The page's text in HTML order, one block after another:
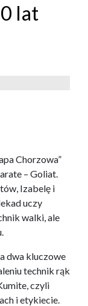
lat
Chorzowa”
– Goliat.
Izabelę i
uczy
walki, ale
dwa kluczowe
technik rąk
czyli
i etykiecie.